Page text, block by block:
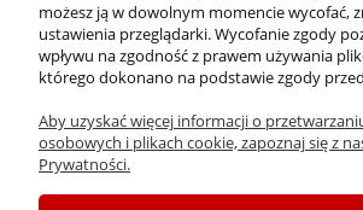
INFORMACJE
PŁATNOŚCI I
możesz ją w dowolnym momencie wycofać,
ustawienia przeglądarki. Wycofanie zgody
wpływu na zgodność z prawem używania
którego dokonano na podstawie zgody
Aby uzyskać więcej informacji o
osobowych i plikach cookie, zapoznaj się z
Prywatności.